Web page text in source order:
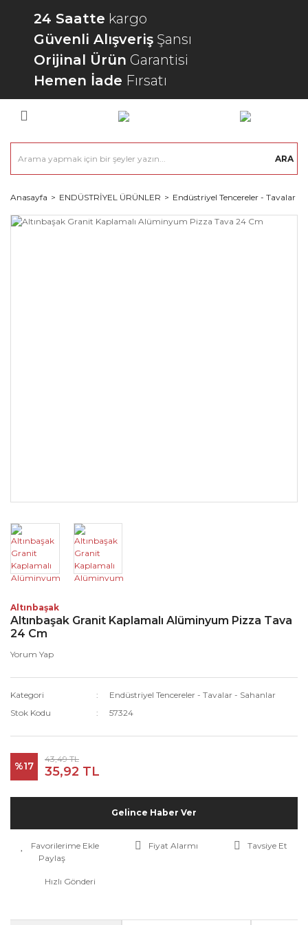
24 Saatte kargo
Güvenli Alışveriş Şansı
Orijinal Ürün Garantisi
Hemen İade Fırsatı
ARA
Anasayfa ENDÜSTRİYEL ÜRÜNLER Endüstriyel Tencereler - Tavalar -
Altınbaşak
Altınbaşak Granit Kaplamalı Alüminyum Pizza Tava
24 Cm
Yorum Yap
Kategori
Endüstriyel Tencereler - Tavalar - Sahanlar
Stok Kodu
57324
%17
43,49 TL
35,92 TL
Gelince Haber Ver
Fiyat Alarmı
Tavsiye Et
Paylaş
Hızlı Gönderi